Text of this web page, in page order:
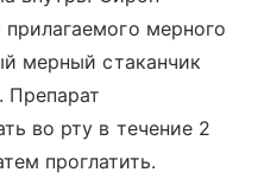
мерного
мерный стаканчик
Препарат
во рту в течение 2
проглатить.